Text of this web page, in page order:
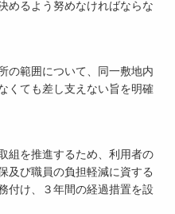
めるよう努めなければならな
の範囲について、同一敷地内
くても差し支えない旨を明確
組を推進するため、利用者の
及び職員の負担軽減に資する
付け、３年間の経過措置を設